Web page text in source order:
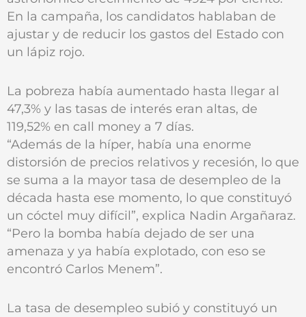
En la campaña, los candidatos hablaban de
ajustar y de reducir los gastos del Estado con
un lápiz rojo.
La pobreza había aumentado hasta llegar al
47,3% y las tasas de interés eran altas, de
119,52% en call money a 7 días.
“Además de la híper, había una enorme
distorsión de precios relativos y recesión, lo que
se suma a la mayor tasa de desempleo de la
década hasta ese momento, lo que constituyó
un cóctel muy difícil”, explica Nadin Argañaraz.
“Pero la bomba había dejado de ser una
amenaza y ya había explotado, con eso se
encontró Carlos Menem”.
La tasa de desempleo subió y constituyó un